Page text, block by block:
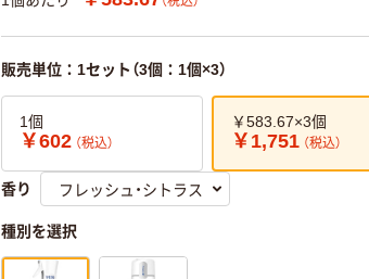
販売単位：1セット（3個：1個×3）
1個
￥602 （税込）
￥583.67×3個
￥1,751 （税込）
香り
種別を選択